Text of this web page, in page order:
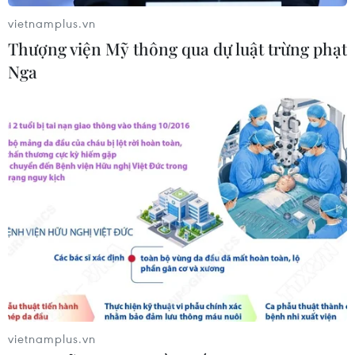
CƠ QUAN CHỦ QUẢN: THÔNG TẤN XÃ VIỆT NAM
Phó Tổng Biên tập: NGUYỄN THỊ TÁM, KHÚC THANH
THỦY
Sở hữu trí tuệ
Quy định sử dụng
Hỗ trợ
TTXVN
Quảng cáo
Liên hệ
vietnamplus.vn
Thượng viện Mỹ thông qua dự luật trừng phạt
Nga
vietnamplus.vn